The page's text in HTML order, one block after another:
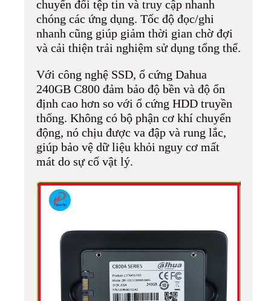
chuyển đổi tệp tin và truy cập nhanh
chóng các ứng dụng. Tốc độ đọc/ghi
nhanh cũng giúp giảm thời gian chờ đợi
và cải thiện trải nghiệm sử dụng tổng thể.
Với công nghệ SSD, ổ cứng Dahua
240GB C800 đảm bảo độ bền và độ ổn
định cao hơn so với ổ cứng HDD truyền
thống. Không có bộ phận cơ khí chuyển
động, nó chịu được va đập và rung lắc,
giúp bảo vệ dữ liệu khỏi nguy cơ mất
mát do sự cố vật lý.